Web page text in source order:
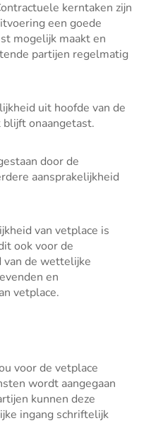
kerntaken zijn
een goede
mogelijk maakt en
partijen regelmatig
uit hoofde van de
onaangetast.
door de
aansprakelijkheid
van vetplace is
ook voor de
van de wettelijke
en
vetplace.
voor de vetplace
wordt aangegaan
kunnen deze
ingang schriftelijk